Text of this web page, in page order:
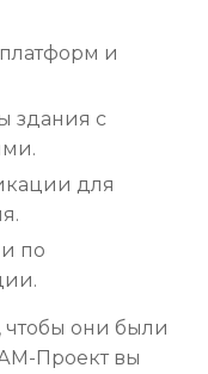
и
здания с
для
по
чтобы они были
Проект вы